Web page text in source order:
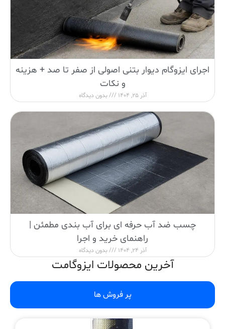
اجرای ایزوگام دیوار بتنی اصولی از صفر تا صد + هزینه
و نکات
آذر 25, 1404 بدون دیدگاه
چسب ضد آب حرفه ای برای آب بندی مطمئن |
راهنمای خرید و اجرا
آذر 24, 1404 بدون دیدگاه
آخرین محصولات ایزوگامت
پر فروش ها